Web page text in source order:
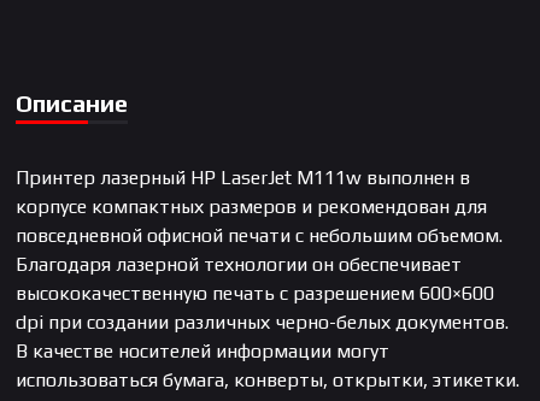
Описание
Принтер лазерный HP LaserJet M111w выполнен в
корпусе компактных размеров и рекомендован для
повседневной офисной печати с небольшим объемом.
Благодаря лазерной технологии он обеспечивает
высококачественную печать с разрешением 600×600
dpi при создании различных черно-белых документов.
В качестве носителей информации могут
использоваться бумага, конверты, открытки, этикетки.